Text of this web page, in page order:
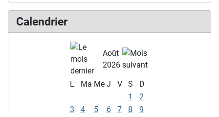
Calendrier
Août
2026
L Ma Me J V S
D
1
2
3
4 5 6 7 8
9